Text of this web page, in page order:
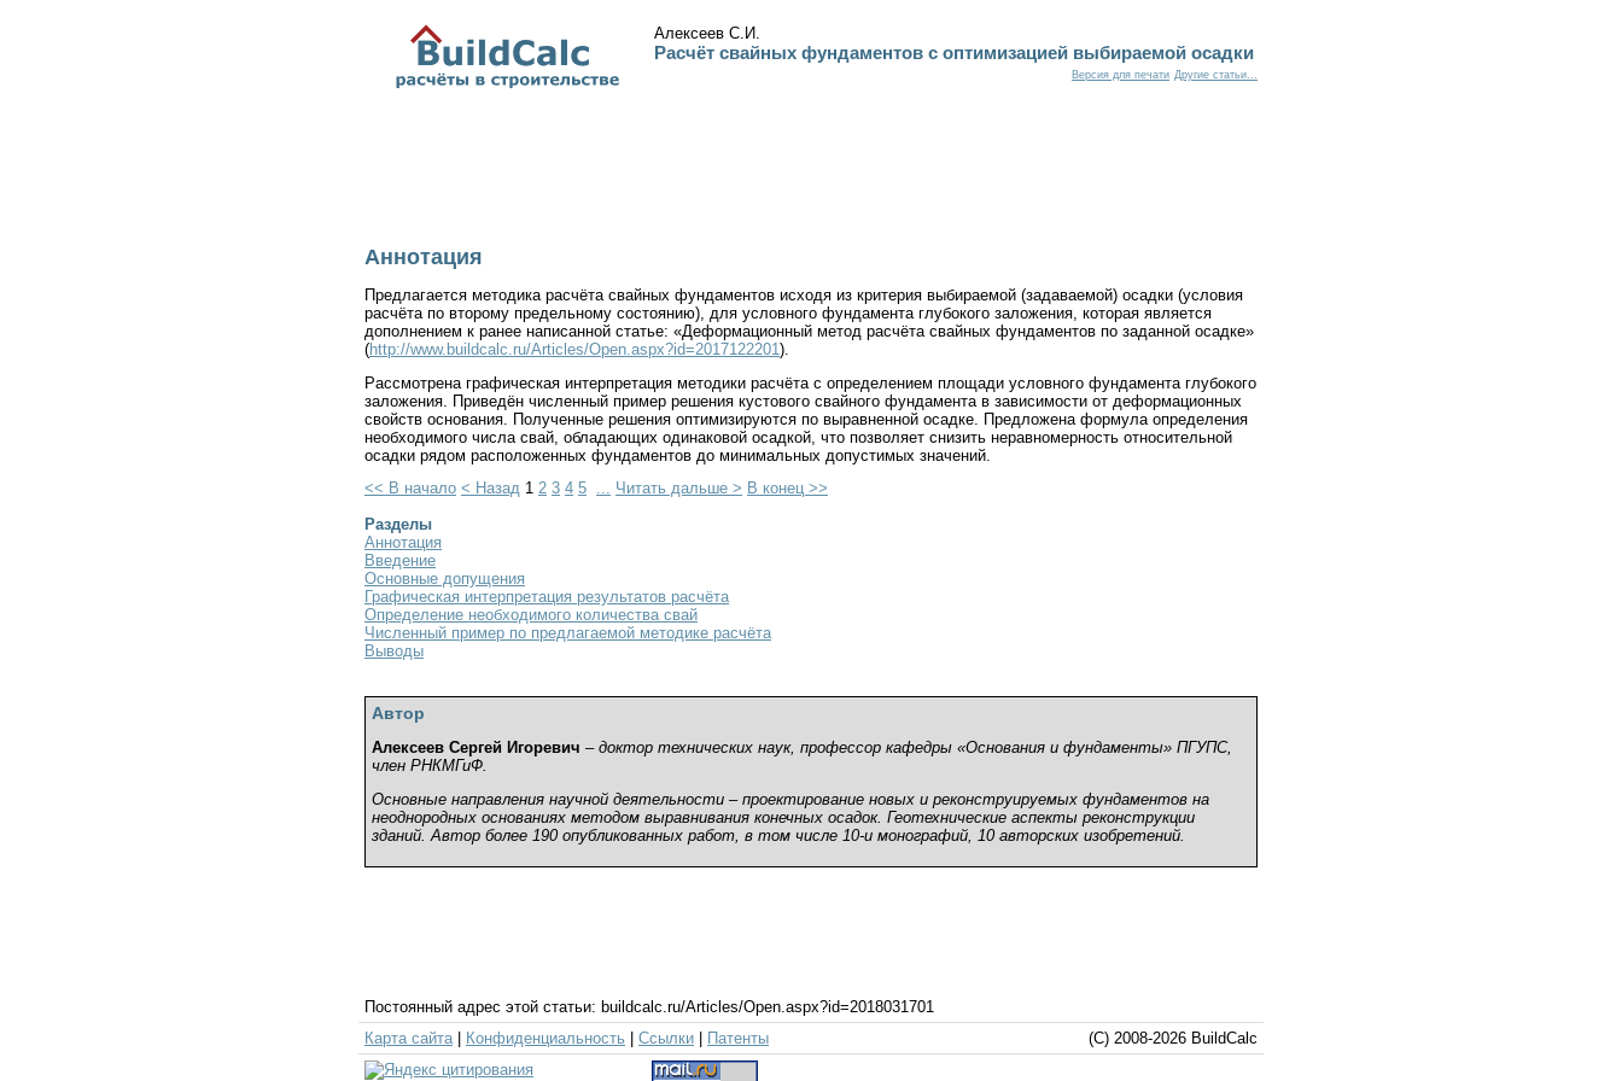
Алексеев С.И.
Расчёт свайных фундаментов с оптимизацией выбираемой осадки
Версия для печати Другие статьи...
Аннотация
Предлагается методика расчёта свайных фундаментов исходя из критерия выбираемой (задаваемой) осадки (условия
расчёта по второму предельному состоянию), для условного фундамента глубокого заложения, которая является
дополнением к ранее написанной статье: «Деформационный метод расчёта свайных фундаментов по заданной осадке»
(http://www.buildcalc.ru/Articles/Open.aspx?id=2017122201 ).
Рассмотрена графическая интерпретация методики расчёта с определением площади условного фундамента глубокого
заложения. Приведён численный пример решения кустового свайного фундамента в зависимости от деформационных
свойств основания. Полученные решения оптимизируются по выравненной осадке. Предложена формула определения
необходимого числа свай, обладающих одинаковой осадкой, что позволяет снизить неравномерность относительной
осадки рядом расположенных фундаментов до минимальных допустимых значений.
<< В начало < Назад 1 2 3 4 5 ... Читать дальше > В конец >>
Разделы
Аннотация
Введение
Основные допущения
Графическая интерпретация результатов расчёта
Определение необходимого количества свай
Численный пример по предлагаемой методике расчёта
Выводы
Автор
Алексеев Сергей Игоревич – доктор технических наук, профессор кафедры «Основания и фундаменты» ПГУПС,
член РНКМГиФ.
Основные направления научной деятельности – проектирование новых и реконструируемых фундаментов на
неоднородных основаниях методом выравнивания конечных осадок. Геотехнические аспекты реконструкции
зданий. Автор более 190 опубликованных работ, в том числе 10-и монографий, 10 авторских изобретений.
Постоянный адрес этой статьи: buildcalc.ru/Articles/Open.aspx?id=2018031701
Карта сайта
Конфиденциальность Ссылки Патенты (C) 2008-2026 BuildCalc